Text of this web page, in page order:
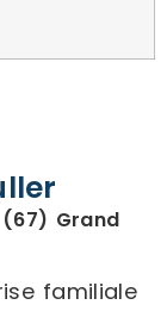
(67) Grand
familiale